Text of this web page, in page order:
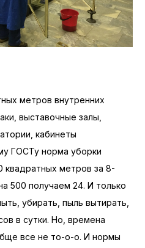
метров внутренних
выставочные залы,
кабинеты
ГОСТу норма уборки
квадратных метров за 8-
500 получаем 24. И только
убирать, пыль вытирать,
в сутки. Но, времена
все не то-о-о. И нормы